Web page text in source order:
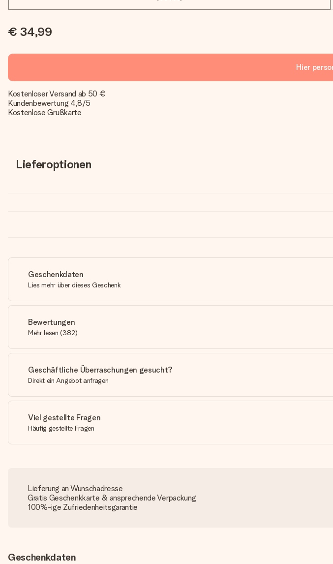
€ 34,99
Hier
Kostenloser Versand ab 50 €
Kundenbewertung 4,8/5
Kostenlose Grußkarte
Lieferoptionen
Geschenkdaten
Lies mehr über dieses Geschenk
Bewertungen
Mehr lesen (382)
Geschäftliche Überraschungen gesucht?
Direkt ein Angebot anfragen
Viel gestellte Fragen
Häufig gestellte Fragen
Lieferung an Wunschadresse
Gratis Geschenkkarte & ansprechende Verpackung
100%-ige Zufriedenheitsgarantie
Geschenkdaten